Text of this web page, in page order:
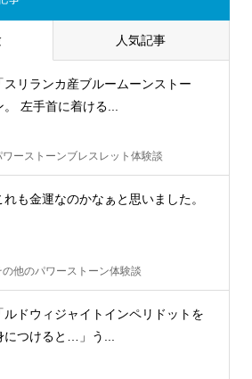
人気記事
スリランカ産ブルームーンストー
。 左手首に着ける...
ワーストーンブレスレット体験談
れも金運なのかなぁと思いました。
の他のパワーストーン体験談
ルドウィジャイトインペリドットを
につけると…」う...